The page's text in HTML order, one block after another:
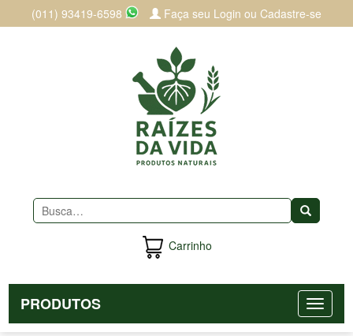
(011) 93419-6598 Faça seu Login ou Cadastre-se
Buscar
Carrinho
PRODUTOS